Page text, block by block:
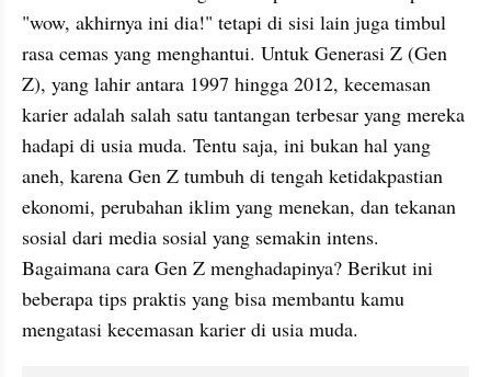
"wow, akhirnya ini dia!" tetapi di sisi lain juga timbul
rasa cemas yang menghantui. Untuk Generasi Z (Gen
Z), yang lahir antara 1997 hingga 2012, kecemasan
karier adalah salah satu tantangan terbesar yang mereka
hadapi di usia muda. Tentu saja, ini bukan hal yang
aneh, karena Gen Z tumbuh di tengah ketidakpastian
ekonomi, perubahan iklim yang menekan, dan tekanan
sosial dari media sosial yang semakin intens.
Bagaimana cara Gen Z menghadapinya? Berikut ini
beberapa tips praktis yang bisa membantu kamu
mengatasi kecemasan karier di usia muda.